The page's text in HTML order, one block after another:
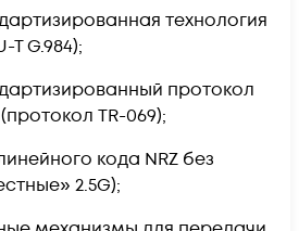
технология
G.984);
протокол
TR-069);
кода NRZ без
2.5G);